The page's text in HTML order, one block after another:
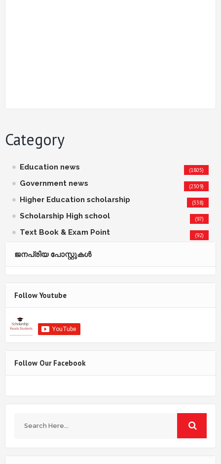
Category
Education news (1805)
Government news (2309)
Higher Education scholarship (338)
Scholarship High school (97)
Text Book & Exam Point (92)
ജനപ്രിയ പോസ്റ്റുകള്‍‌
Follow Youtube
Follow Our Facebook